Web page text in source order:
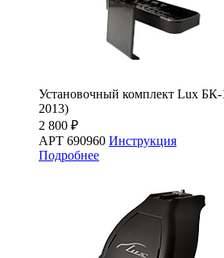
Установочный комплект Lux БК-
2013)
2 800 ₽
АРТ 690960 Инструкция
Подробнее